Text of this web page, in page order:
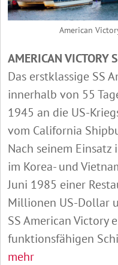
American
AMERICAN VICTORY
Das erstklassige SS
innerhalb von 55
1945 an die US-
vom California
Nach seinem
im Korea- und
Juni 1985 einer
Millionen US-Dollar
SS American Victory
funktionsfähigen
mehr